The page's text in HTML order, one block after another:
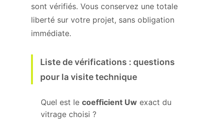
sont vérifiés. Vous conservez une totale
liberté sur votre projet, sans obligation
immédiate.
Liste de vérifications : questions
pour la visite technique
Quel est le coefficient Uw exact du
vitrage choisi ?